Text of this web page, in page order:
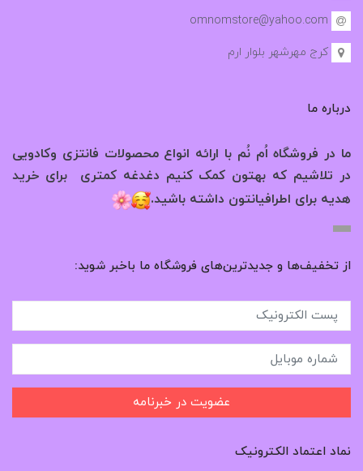
omnomstore@yahoo.com
کرج مهرشهر بلوار ارم
درباره ما
ما در فروشگاه اُم نُم با ارائه انواع محصولات فانتزی وکادویی
در تلاشیم که بهتون کمک کنیم دغدغه کمتری برای خرید
هدیه برای اطرافیانتون داشته باشید.
از تخفیف‌ها و جدیدترین‌های فروشگاه ما باخبر شوید:
عضویت در خبرنامه
نماد اعتماد الکترونیک